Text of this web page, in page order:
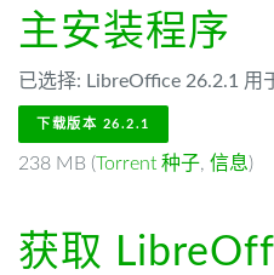
主安装程序
已选择: LibreOffice 26.2.1 用
下载版本 26.2.1
238 MB (Torrent 种子, 信息)
获取